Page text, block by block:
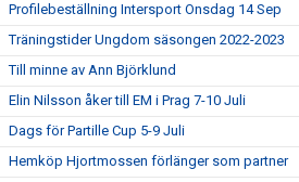
Profilebeställning Intersport Onsdag 14 Sep
Träningstider Ungdom säsongen 2022-2023
Till minne av Ann Björklund
Elin Nilsson åker till EM i Prag 7-10 Juli
Dags för Partille Cup 5-9 Juli
Hemköp Hjortmossen förlänger som partner